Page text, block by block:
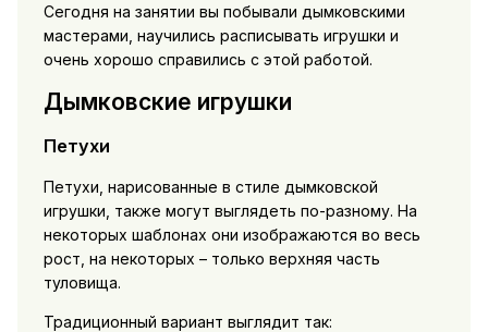
Сегодня на занятии вы побывали дымковскими
мастерами, научились расписывать игрушки и
очень хорошо справились с этой работой.
Дымковские игрушки
Петухи
Петухи, нарисованные в стиле дымковской
игрушки, также могут выглядеть по-разному. На
некоторых шаблонах они изображаются во весь
рост, на некоторых – только верхняя часть
туловища.
Традиционный вариант выглядит так: